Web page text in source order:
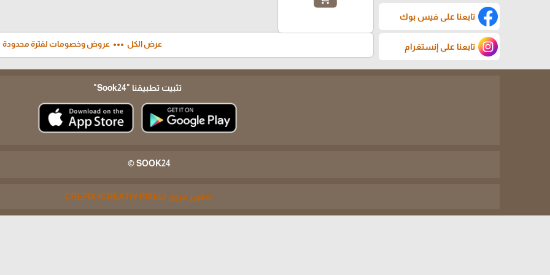
تابعنا على فيس بوك
تابعنا على إنستغرام عرض الكل more_horiz عروض وخصومات لفترة محدودة
تثبيت تطبيقنا "Sook24"
SOOK24 ©
تطوير فريق CREPIX (CREATIV PIXEL)